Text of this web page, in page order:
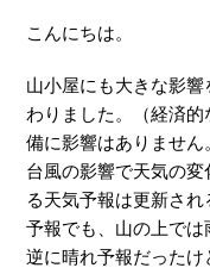
こんにちは。
山小屋にも大きな影
わりました。（経済
備に影響はありません
台風の影響で天気の
る天気予報は更新さ
予報でも、山の上では
逆に晴れ予報だった